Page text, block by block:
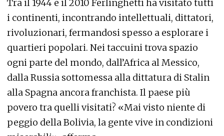
Tra il 1944 e il 2010 Ferlinghetti ha visitato tutti
i continenti, incontrando intellettuali, dittatori,
rivoluzionari, fermandosi spesso a esplorare i
quartieri popolari. Nei taccuini trova spazio
ogni parte del mondo, dall’Africa al Messico,
dalla Russia sottomessa alla dittatura di Stalin
alla Spagna ancora franchista. Il paese più
povero tra quelli visitati? «Mai visto niente di
peggio della Bolivia, la gente vive in condizioni